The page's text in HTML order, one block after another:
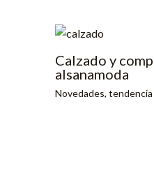
Calzado y
alsanamoda
Novedades, tendencia